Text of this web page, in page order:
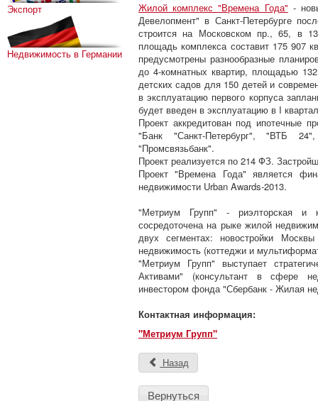
Экспорт
Недвижимость в Германии
Жилой комплекс "Времена Года" -
Девелопмент" в Санкт-Петербурге
строится на Московском пр., 65, в
площадь комплекса составит 175
предусмотрены разнообразные
до 4-комнатных квартир, площадью
детских садов для 150 детей и
в эксплуатацию первого корпуса
будет введен в эксплуатацию в I
Проект аккредитован под ипотечные
"Банк "Санкт-Петербург", "ВТБ
"Промсвязьбанк".
Проект реализуется по 214 ФЗ.
Проект "Времена Года" является
недвижимости Urban Awards-2013.
"Метриум Групп" - риэлторская и
сосредоточена на рыке жилой
двух сегментах: новостройки
недвижимость (коттеджи и
"Метриум Групп" выступает
Активами" (консультант в сфере
инвестором фонда "Сбербанк - Жилая
Контактная информация:
"Метриум Групп"
Назад
Вернуться